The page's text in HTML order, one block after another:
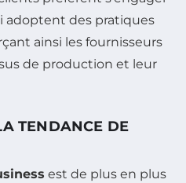
adoptent des pratiques
ainsi les fournisseurs
de production et leur
TENDANCE DE
est de plus en plus